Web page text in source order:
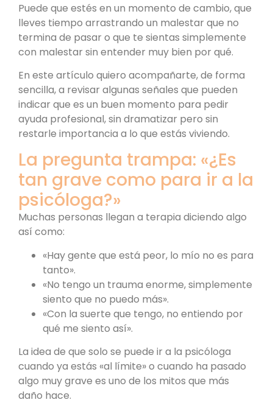
Puede que estés en un momento de cambio, que
lleves tiempo arrastrando un malestar que no
termina de pasar o que te sientas simplemente
con malestar sin entender muy bien por qué.
En este artículo quiero acompañarte, de forma
sencilla, a revisar algunas señales que pueden
indicar que es un buen momento para pedir
ayuda profesional, sin dramatizar pero sin
restarle importancia a lo que estás viviendo.
La pregunta trampa: «¿Es
tan grave como para ir a la
psicóloga?»
Muchas personas llegan a terapia diciendo algo
así como:
«Hay gente que está peor, lo mío no es para
tanto».
«No tengo un trauma enorme, simplemente
siento que no puedo más».
«Con la suerte que tengo, no entiendo por
qué me siento así».
La idea de que solo se puede ir a la psicóloga
cuando ya estás «al límite» o cuando ha pasado
algo muy grave es uno de los mitos que más
daño hace.